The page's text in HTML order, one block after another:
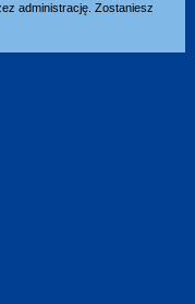
administrację. Zostaniesz